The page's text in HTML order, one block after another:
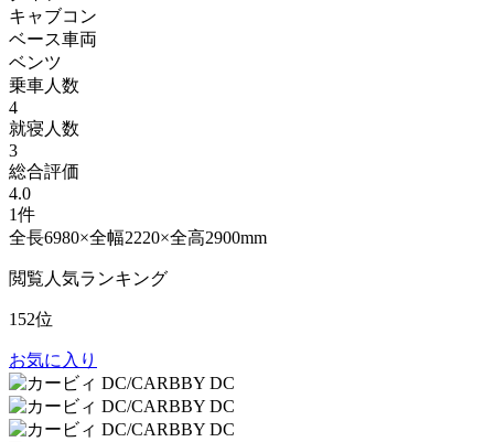
キャブコン
ベース車両
ベンツ
乗車人数
4
就寝人数
3
総合評価
4.0
1件
全長6980×全幅2220×全高2900mm
閲覧人気ランキング
152位
お気に入り